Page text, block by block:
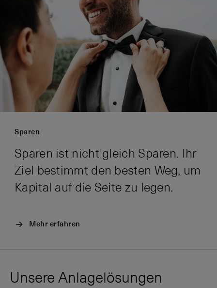
Sparen
Sparen ist nicht gleich Sparen. Ihr
Ziel bestimmt den besten Weg, um
Kapital auf die Seite zu legen.
Mehr erfahren
Unsere Anlagelösungen